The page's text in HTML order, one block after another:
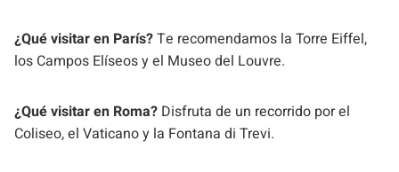
¿Qué visitar en París?Te recomendamos la Torre Eiffel,
los Campos Elíseos y el Museo del Louvre.
¿Qué visitar en Roma? Disfruta de un recorrido por el
Coliseo, el Vaticano y la Fontana di Trevi.